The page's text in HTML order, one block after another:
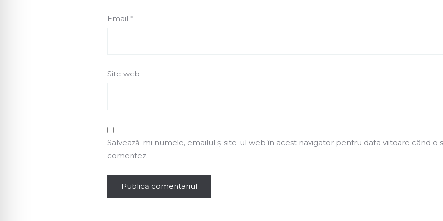
Email *
Site web
Salvează-mi numele, emailul și site-ul web în acest navigator pentru data viitoare când o
comentez.